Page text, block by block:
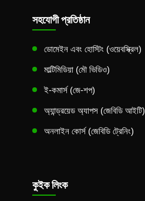
সহযোগী প্রতিষ্ঠান
ডোমেইন এবং হোস্টিং (ওয়েবস্ক্রিল)
মাল্টিমিডিয়া (মৌ ভিডিও)
ই-কমার্স (জে-শপ)
অ্যান্ড্রয়েড অ্যাপস (জেবিডি আইটি)
অনলাইন কোর্স (জেবিডি ট্রেনিং)
কুইক লিংক